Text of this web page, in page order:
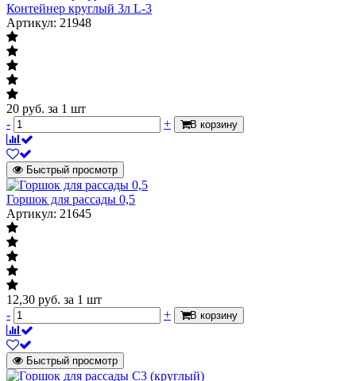
Контейнер круглый 3л L-3
Артикул: 21948
20 руб. за 1 шт
-
+ В корзину
Быстрый просмотр
Горшок для рассады 0,5
Артикул: 21645
12,30 руб. за 1 шт
-
+ В корзину
Быстрый просмотр